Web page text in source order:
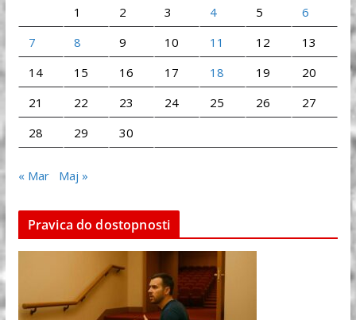
1
2 3 4 5
6
7
8 9 10 11 12
13
14
15 16 17 18 19
20
21
22 23 24 25 26
27
28
29 30
« Mar Maj »
Pravica do dostopnosti